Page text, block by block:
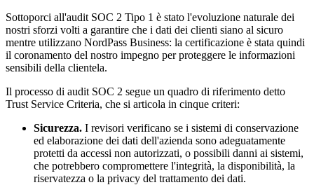
Sottoporci all'audit SOC 2 Tipo 1 è stato l'evoluzione naturale dei
nostri sforzi volti a garantire che i dati dei clienti siano al sicuro
mentre utilizzano NordPass Business: la certificazione è stata quindi
il coronamento del nostro impegno per proteggere le informazioni
sensibili della clientela.
Il processo di audit SOC 2 segue un quadro di riferimento detto
Trust Service Criteria, che si articola in cinque criteri:
Sicurezza. I revisori verificano se i sistemi di conservazione
ed elaborazione dei dati dell'azienda sono adeguatamente
protetti da accessi non autorizzati, o possibili danni ai sistemi,
che potrebbero compromettere l'integrità, la disponibilità, la
riservatezza o la privacy del trattamento dei dati.